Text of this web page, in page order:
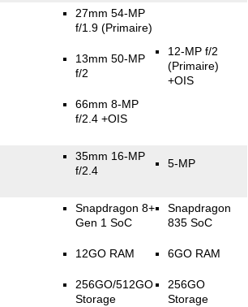
27mm 54-MP
f/1.9(Primaire)
13mm 50-MP
f/2
66mm 8-MP
f/2.4 +OIS
12-MP f/2
(Primaire)
+OIS
35mm 16-MP
f/2.4
5-MP
Snapdragon 8+
Gen 1 SoC
12GO RAM
256GO/512GO
Storage
Snapdragon
835 SoC
6GO RAM
256GO
Storage